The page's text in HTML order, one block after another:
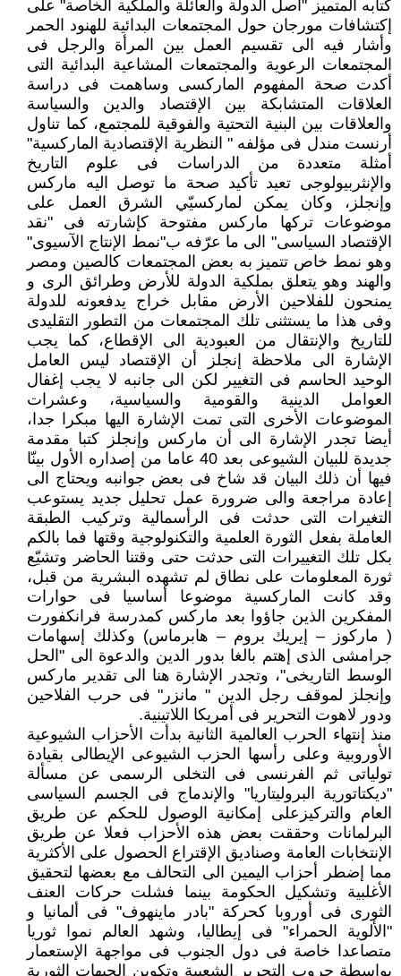
كتابه المتميز "أصل الدولة والعائلة والملكية الخاصة" على
إكتشافات مورجان حول المجتمعات البدائية للهنود الحمر
وأشار فيه الى تقسيم العمل بين المرأة والرجل فى
المجتمعات الرعوية والمجتمعات المشاعية البدائية التى
أكدت صحة المفهوم الماركسى وساهمت فى دراسة
العلاقات المتشابكة بين الإقتصاد والدين والسياسة
والعلاقات بين البنية التحتية والفوقية للمجتمع، كما تناول
أرنست مندل فى مؤلفه " النظرية الإقتصادية الماركسية"
أمثلة متعددة من الدراسات فى علوم التاريخ
والإنثربيولوجى تعيد تأكيد صحة ما توصل اليه ماركس
وإنجلز، وكان يمكن لماركسيّي الشرق العمل على
موضوعات تركها ماركس مفتوحة كإشارته فى "نقد
الإقتصاد السياسى" الى ما عرّفه ب"نمط الإنتاج الآسيوى"
وهو نمط خاص تتميز به بعض المجتمعات كالصين ومصر
والهند وهو يتعلق بملكية الدولة للأرض وطرائق الرى و
يمنحون للفلاحين الأرض مقابل خراج يدفعونه للدولة
وفى هذا ما يستثنى تلك المجتمعات من التطور التقليدى
للتاريخ والإنتقال من العبودية الى الإقطاع، كما يجب
الإشارة الى ملاحظة إنجلز أن الإقتصاد ليس العامل
الوحيد الحاسم فى التغيير لكن الى جانبه لا يجب إغفال
العوامل الدينية والقومية والسياسية، وعشرات
الموضوعات الأخرى التى تمت الإشارة اليها مبكرا جدا،
أيضا تجدر الإشارة الى أن ماركس وإنجلز كتبا مقدمة
جديدة للبيان الشيوعى بعد 40 عاما من إصداره الأول بينّا
فيها أن ذلك البيان قد شاخ فى بعض جوانبه ويحتاج الى
إعادة مراجعة والى ضرورة عمل تحليل جديد يستوعب
التغيرات التى حدثت فى الرأسمالية وتركيب الطبقة
العاملة بفعل الثورة العلمية والتكنولوجية وقتها فما بالكم
بكل تلك التغييرات التى حدثت حتى وقتنا الحاضر وتشيّع
ثورة المعلومات على نطاق لم تشهده البشرية من قبل،
وقد كانت الماركسية موضوعا أساسيا فى حوارات
المفكرين الذين جاؤوا بعد ماركس كمدرسة فرانكفورت
( ماركوز – إيريك بروم – هابرماس) وكذلك إسهامات
جرامشى الذى إهتم بالغا بدور الدين والدعوة الى "الحل
الوسط التاريخى"، وتجدر الإشارة هنا الى تقدير ماركس
وإنجلز لموقف رجل الدين " مانزر" فى حرب الفلاحين
ودور لاهوت التحرير فى أمريكا اللاتينية.
منذ إنتهاء الحرب العالمية الثانية بدأت الأحزاب الشيوعية
الأوروبية وعلى رأسها الحزب الشيوعى الإيطالى بقيادة
تولياتى ثم الفرنسى فى التخلى الرسمى عن مسألة
"ديكتاتورية البروليتاريا" والإندماج فى الجسم السياسى
العام والتركيزعلى إمكانية الوصول للحكم عن طريق
البرلمانات وحققت بعض هذه الأحزاب فعلا عن طريق
الإنتخابات العامة وصناديق الإقتراع الحصول على الأكثرية
مما إضطر أحزاب اليمين الى التحالف مع بعضها لتحقيق
الأغلبية وتشكيل الحكومة بينما فشلت حركات العنف
الثورى فى أوروبا كحركة "بادر ماينهوف" فى ألمانيا و
"الألوية الحمراء" فى إيطاليا، وشهد العالم نموا ثوريا
متصاعدا خاصة فى دول الجنوب فى مواجهة الإستعمار
بواسطة حروب التحرير الشعبية وتكوين الجبهات الثورية